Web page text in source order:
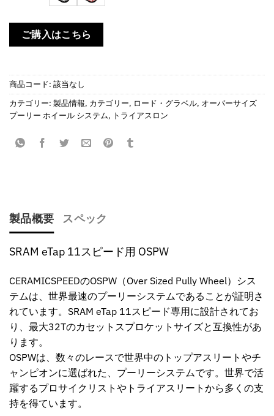
ご購入はこちら
商品コード: 該当なし
カテゴリー: 製品情報, カテゴリー, ロード・グラベル, オーバーサイズ
プーリー ホイール システム, トライアスロン
製品概要 スペック
SRAM eTap 11スピード用 OSPW
CERAMICSPEEDのOSPW（Over Sized Pully Wheel）シス
テムは、世界最速のプーリーシステムであることが証明さ
れています。SRAM eTap 11スピード専用に設計されてお
り、最大32Tのカセットスプロケットサイズと互換性があ
ります。
OSPWは、数々のレースで世界中のトップアスリートやチ
ャンピオンに選ばれた、プーリーシステムです。世界で活
躍するプロサイクリストやトライアスリートから多くの支
持を得ています。